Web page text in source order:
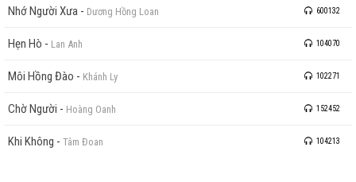
Nhớ Người Xưa - Dương Hồng Loan 600132
Hẹn Hò - Lan Anh 104070
Môi Hồng Đào - Khánh Ly 102271
Chờ Người - Hoàng Oanh 152452
Khi Không - Tâm Đoan 104213